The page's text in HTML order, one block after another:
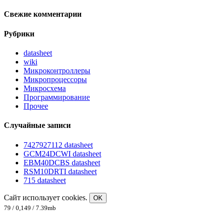
Свежие комментарии
Рубрики
datasheet
wiki
Микроконтроллеры
Микропроцессоры
Микросхема
Программирование
Прочее
Случайные записи
7427927112 datasheet
GCM24DCWI datasheet
EBM40DCBS datasheet
RSM10DRTI datasheet
715 datasheet
Сайт использует cookies.
OK
79 / 0,149 / 7.39mb